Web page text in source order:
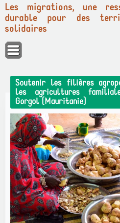
Panneau de gestion des cookies
Les migrations, une
durable pour des
solidaires
Soutenir les filières
les agricultures
Gorgol (Mauritanie)